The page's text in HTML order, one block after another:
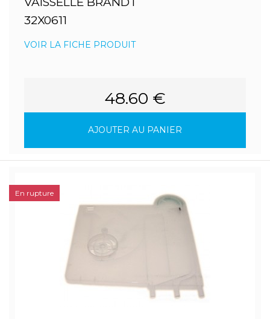
32X0611
VOIR LA FICHE PRODUIT
48.60 €
AJOUTER AU PANIER
En rupture